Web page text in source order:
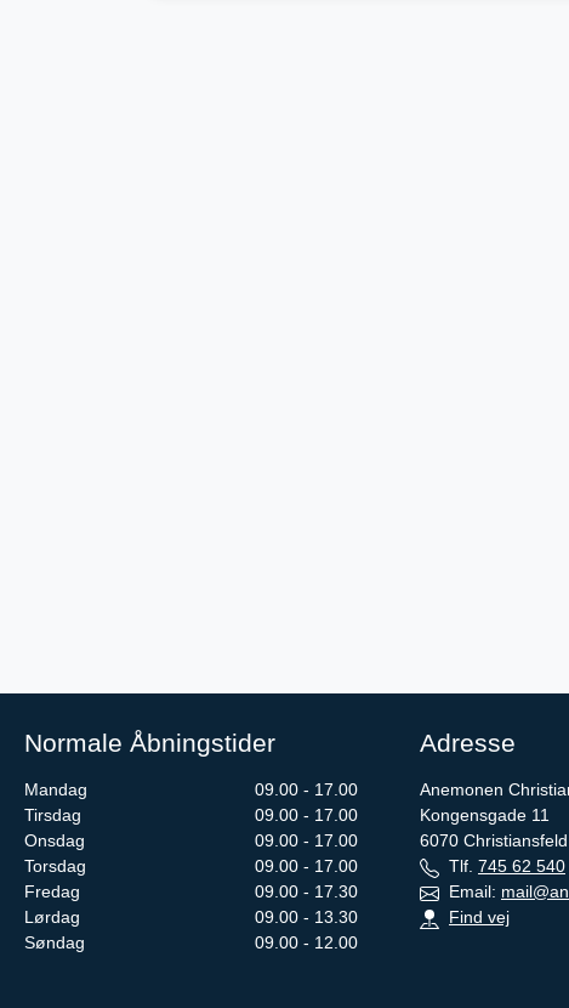
Normale Åbningstider
Mandag
09.00 - 17.00
Tirsdag
09.00 - 17.00
Onsdag
09.00 - 17.00
Torsdag
09.00 - 17.00
Fredag
09.00 - 17.30
Lørdag
09.00 - 13.30
Søndag
09.00 - 12.00
Adresse
Anemonen
Kongensgade 11
6070 Christiansfeld
Tlf. 745 62 540
Email:
Find vej